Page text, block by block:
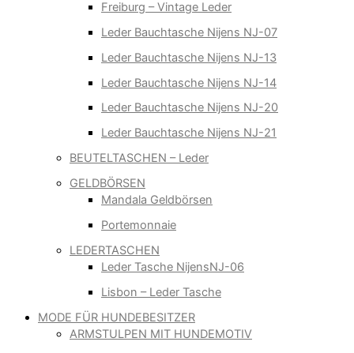
Freiburg – Vintage Leder
Leder Bauchtasche Nijens NJ-07
Leder Bauchtasche Nijens NJ-13
Leder Bauchtasche Nijens NJ-14
Leder Bauchtasche Nijens NJ-20
Leder Bauchtasche Nijens NJ-21
BEUTELTASCHEN – Leder
GELDBÖRSEN
Mandala Geldbörsen
Portemonnaie
LEDERTASCHEN
Leder Tasche NijensNJ-06
Lisbon – Leder Tasche
MODE FÜR HUNDEBESITZER
ARMSTULPEN MIT HUNDEMOTIV